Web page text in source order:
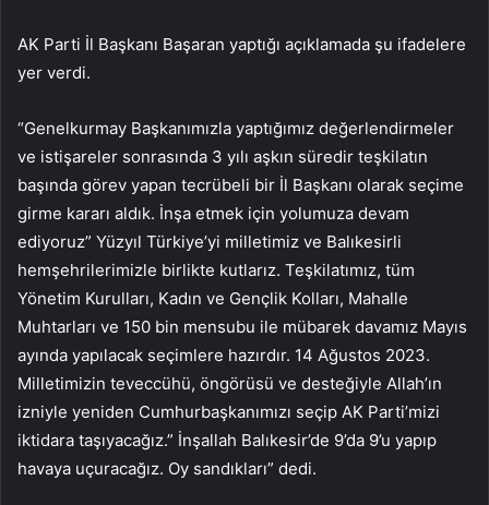
AK Parti İl Başkanı Başaran yaptığı açıklamada şu ifadelere
yer verdi.
“Genelkurmay Başkanımızla yaptığımız değerlendirmeler
ve istişareler sonrasında 3 yılı aşkın süredir teşkilatın
başında görev yapan tecrübeli bir İl Başkanı olarak seçime
girme kararı aldık. İnşa etmek için yolumuza devam
ediyoruz” Yüzyıl Türkiye’yi milletimiz ve Balıkesirli
hemşehrilerimizle birlikte kutlarız. Teşkilatımız, tüm
Yönetim Kurulları, Kadın ve Gençlik Kolları, Mahalle
Muhtarları ve 150 bin mensubu ile mübarek davamız Mayıs
ayında yapılacak seçimlere hazırdır. 14 Ağustos 2023.
Milletimizin teveccühü, öngörüsü ve desteğiyle Allah’ın
izniyle yeniden Cumhurbaşkanımızı seçip AK Parti’mizi
iktidara taşıyacağız.” İnşallah Balıkesir’de 9’da 9’u yapıp
havaya uçuracağız. Oy sandıkları” dedi.